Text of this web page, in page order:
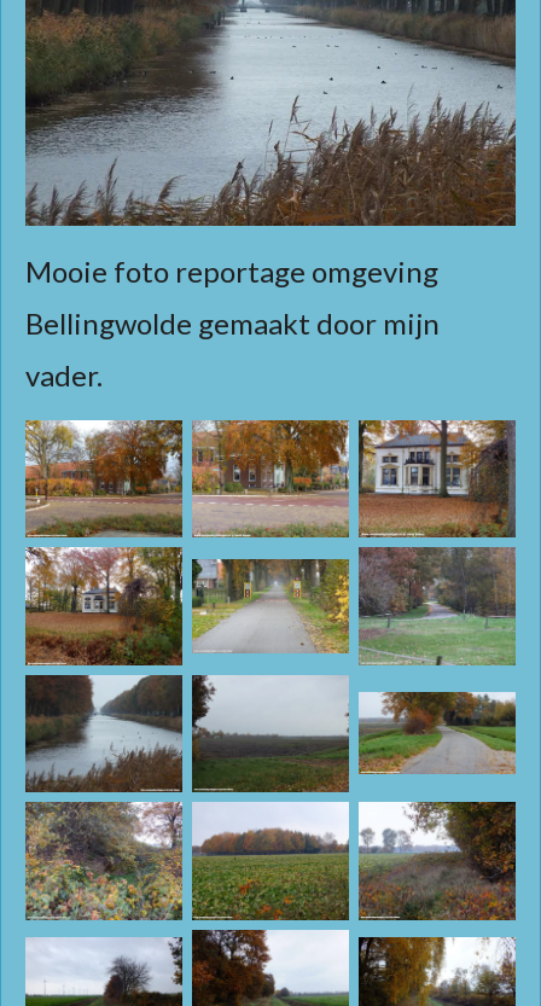
Mooie foto reportage omgeving
Bellingwolde gemaakt door mijn
vader.